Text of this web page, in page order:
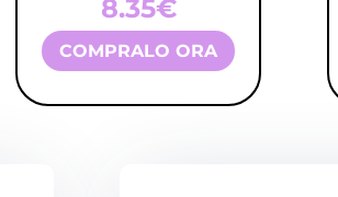
8.35€
COMPRALO ORA